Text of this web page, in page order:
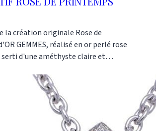
la création originale Rose de
GEMMES, réalisé en or perlé rose
serti d'une améthyste claire et
: AM 1327